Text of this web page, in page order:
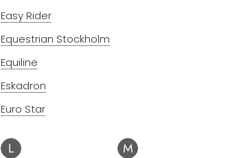
Easy Rider
Equestrian Stockholm
Equiline
Eskadron
Euro Star
L M